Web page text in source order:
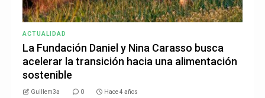
ACTUALIDAD
La Fundación Daniel y Nina Carasso busca
acelerar la transición hacia una alimentación
sostenible
Guillem3a 0 Hace 4 años